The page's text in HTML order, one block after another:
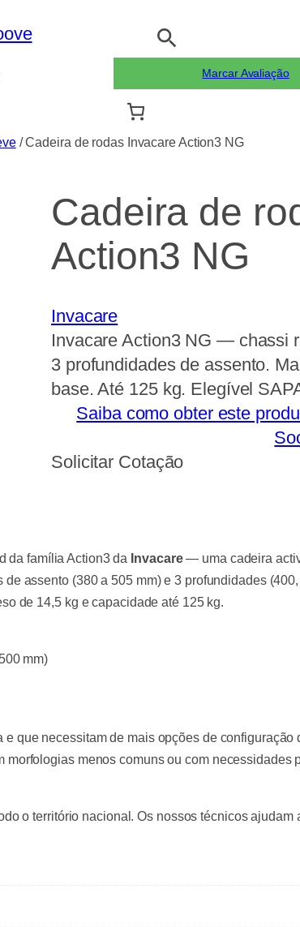
Marcar Avaliação
/ Cadeira de rodas Invacare Action3 NG
Cadeira de
Action3 NG
Invacare
Invacare Action3 NG — chassi
3 profundidades de assento.
base. Até 125 kg. Elegível
Saiba como obter este
Solicitar Cotação
da família Action3 da Invacare— uma cadeira
assento (380 a 505 mm) e 3 profundidades
de 14,5 kg e capacidade até 125 kg.
mm)
que necessitam de mais opções de
menos comuns ou com necessidades
o território nacional. Os nossos técnicos